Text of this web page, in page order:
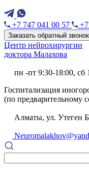
+7 747 041 00 57
Заказать обратный звонок
Центр нейрохирургии
доктора Малахова
пн -пт 9:30-18:00, сб
Госпитализация
(по предварительному
Алматы, ул. Утеген